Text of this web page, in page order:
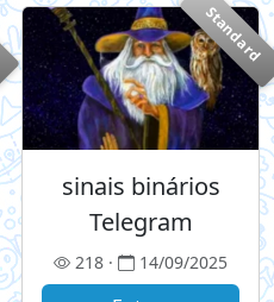
Standard
sinais binários
Telegram
218 · 14/09/2025